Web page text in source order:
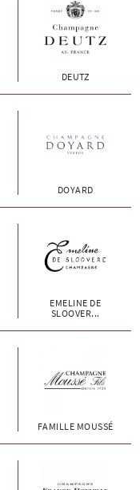
DEUTZ
DOYARD
EMELINE DE
SLOOVER...
FAMILLE MOUSSÉ